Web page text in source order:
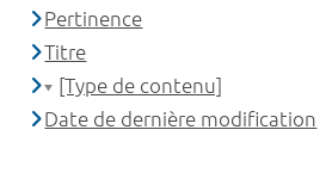
Pertinence
Titre
[Type de contenu]
Date de dernière modification